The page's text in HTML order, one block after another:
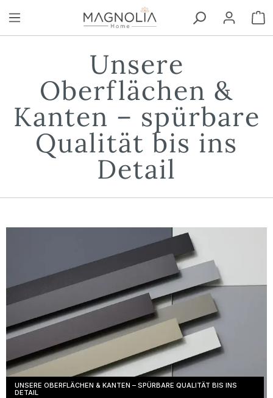
Zum Hauptinhalt springen
Unsere
Oberflächen &
Kanten – spürbare
Qualität bis ins
Detail
UNSERE OBERFLÄCHEN & KANTEN – SPÜRBARE QUALITÄT BIS INS
DETAIL